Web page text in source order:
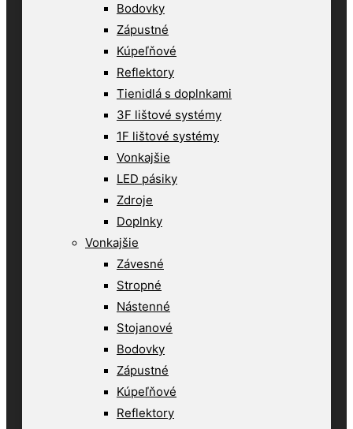
Bodovky
Zápustné
Kúpeľňové
Reflektory
Tienidlá s doplnkami
3F lištové systémy
1F lištové systémy
Vonkajšie
LED pásiky
Zdroje
Doplnky
Vonkajšie
Závesné
Stropné
Nástenné
Stojanové
Bodovky
Zápustné
Kúpeľňové
Reflektory